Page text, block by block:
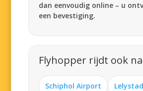
dan eenvoudig online – u
een bevestiging.
Flyhopper rijdt ook
Schiphol Airport